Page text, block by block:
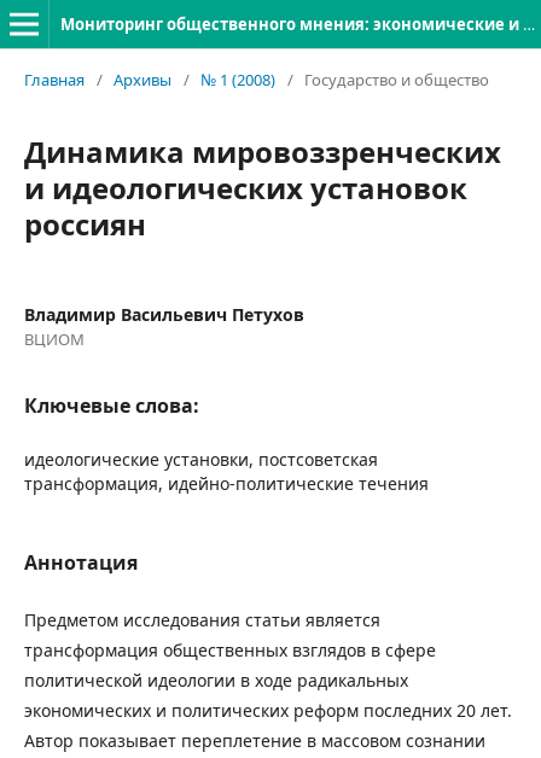
Мониторинг общественного мнения: экономические и социальные перемены
Главная / Архивы / № 1 (2008) / Государство и общество
Динамика мировоззренческих
и идеологических установок
россиян
Владимир Васильевич Петухов
ВЦИОМ
Ключевые слова:
идеологические установки, постсоветская
трансформация, идейно-политические течения
Аннотация
Предметом исследования статьи является
трансформация общественных взглядов в сфере
политической идеологии в ходе радикальных
экономических и политических реформ последних 20 лет.
Автор показывает переплетение в массовом сознании